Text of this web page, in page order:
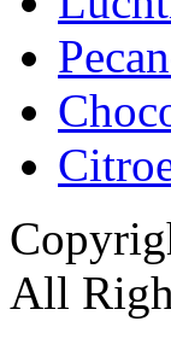
All